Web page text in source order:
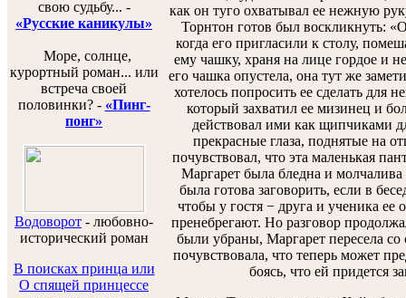
свою судьбу... -
«Русские каникулы»
Море, солнце,
курортный роман... или
встреча своей
половинки? - «Пинг-
понг»
Водоворот - любовно-
исторический роман
В поисках принца или
О спящей принцессе
как он туго охватывал ее нежную
Торнтон готов был воскликнуть:
когда его пригласили к столу,
ему чашку, храня на лице гордое и
его чашка опустела, она тут же
хотелось попросить ее сделать для
который захватил ее мизинец и
действовал ими как щипчиками
прекрасные глаза, поднятые на
почувствовал, что эта маленькая
Маргарет была бледна и
была готова заговорить, если в
чтобы у гостя − друга и ученика
пренебрегают. Но разговор
были убраны, Маргарет пересела
почувствовала, что теперь может
боясь, что ей придется